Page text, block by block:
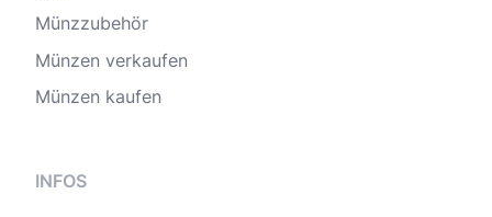
Münzzubehör
Münzen verkaufen
Münzen kaufen
INFOS